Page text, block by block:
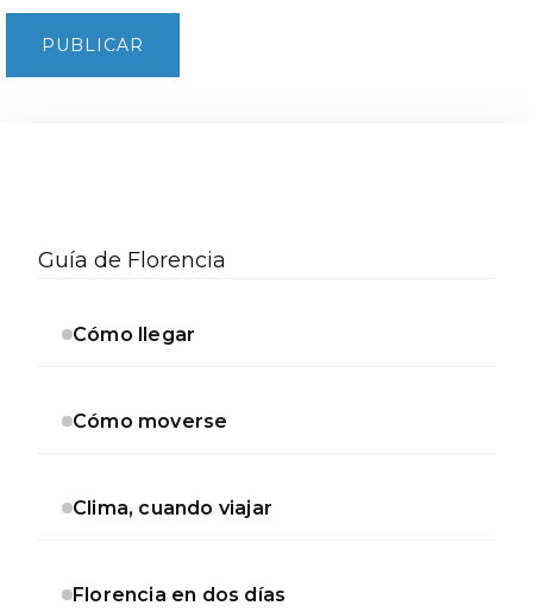
lateral
Guía de Florencia
Cómo llegar
Cómo moverse
Clima, cuando viajar
Florencia en dos días